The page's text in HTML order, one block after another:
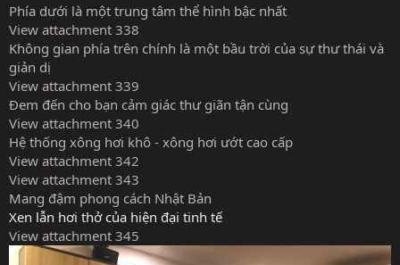
Phía dưới là một trung tâm thể hình bậc nhất
View attachment 338
Không gian phía trên chính là một bầu trời của sự thư thái và
giản dị
View attachment 339
Đem đến cho bạn cảm giác thư giãn tận cùng
View attachment 340
Hệ thống xông hơi khô - xông hơi ướt cao cấp
View attachment 342
View attachment 343
Mang đậm phong cách Nhật Bản
Xen lẫn hơi thở của hiện đại tinh tế
View attachment 345